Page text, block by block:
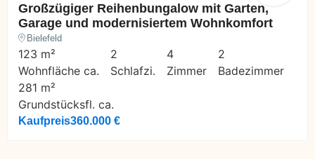
Großzügiger Reihenbungalow mit Garten,
Garage und modernisiertem Wohnkomfort
Bielefeld
123 m²
Wohnfläche ca.
2
Schlafzi.
4
Zimmer
2
Badezimmer
281 m²
Grundstücksfl. ca.
Kaufpreis360.000 €